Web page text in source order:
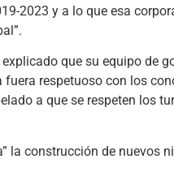
2023 y a lo que esa
explicado que su equipo de
respetuoso con los
a que se respeten los
la construcción de nuevos